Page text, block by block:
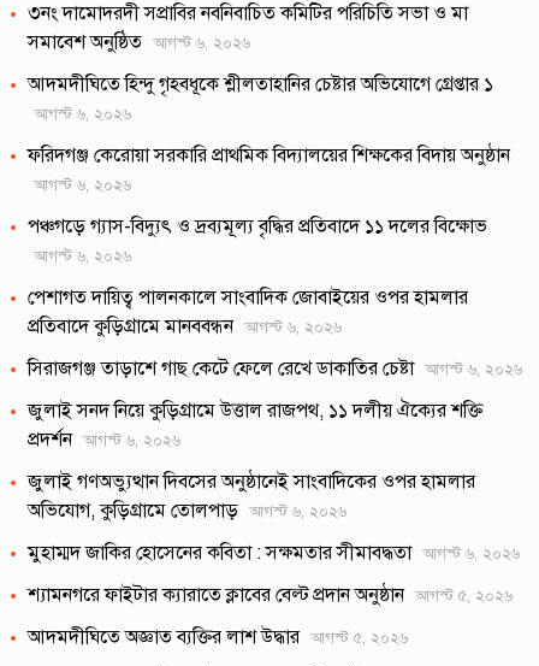
৩নং দামোদরদী সপ্রাবির নবনিবাচিত কমিটির পরিচিতি সভা ও মা
সমাবেশ অনুষ্ঠিত আগস্ট ৬, ২০২৬
আদমদীঘিতে হিন্দু গৃহবধূকে শ্লীলতাহানির চেষ্টার অভিযোগে গ্রেপ্তার ১
আগস্ট ৬, ২০২৬
ফরিদগঞ্জ কেরোয়া সরকারি প্রাথমিক বিদ্যালয়ের শিক্ষকের বিদায় অনুষ্ঠান
আগস্ট ৬, ২০২৬
পঞ্চগড়ে গ্যাস-বিদ্যুৎ ও দ্রব্যমূল্য বৃদ্ধির প্রতিবাদে ১১ দলের বিক্ষোভ
আগস্ট ৬, ২০২৬
পেশাগত দায়িত্ব পালনকালে সাংবাদিক জোবাইয়ের ওপর হামলার
প্রতিবাদে কুড়িগ্রামে মানববন্ধন আগস্ট ৬, ২০২৬
সিরাজগঞ্জ তাড়াশে গাছ কেটে ফেলে রেখে ডাকাতির চেষ্টা আগস্ট ৬, ২০২৬
জুলাই সনদ নিয়ে কুড়িগ্রামে উত্তাল রাজপথ, ১১ দলীয় ঐক্যের শক্তি
প্রদর্শন আগস্ট ৬, ২০২৬
জুলাই গণঅভ্যুত্থান দিবসের অনুষ্ঠানেই সাংবাদিকের ওপর হামলার
অভিযোগ, কুড়িগ্রামে তোলপাড় আগস্ট ৬, ২০২৬
মুহাম্মদ জাকির হোসেনের কবিতা : সক্ষমতার সীমাবদ্ধতা আগস্ট ৬, ২০২৬
শ্যামনগরে ফাইটার ক্যারাতে ক্লাবের বেল্ট প্রদান অনুষ্ঠান আগস্ট ৫, ২০২৬
আদমদীঘিতে অজ্ঞাত ব্যক্তির লাশ উদ্ধার আগস্ট ৫, ২০২৬